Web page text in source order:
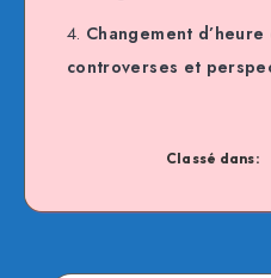
Changement
controverses et
Classé dans: